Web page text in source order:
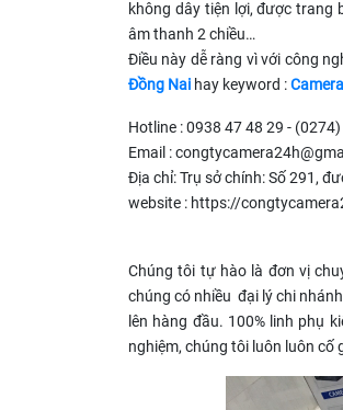
không dây tiện lợi, được trang
âm thanh 2 chiều…
Điều này dễ ràng vì với công
Đồng Nai hay keyword :
Hotline : 0938 47 48 29 -
Email :
Địa chỉ: Trụ sở chính: Số 291,
website : https://
Chúng tôi tự hào là đơn vị
chúng có nhiều đại lý chi
lên hàng đầu. 100% linh phụ
nghiệm, chúng tôi luôn luôn